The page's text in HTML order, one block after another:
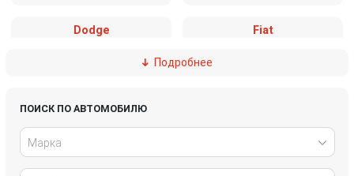
Dodge Fiat
Honda
Подробнее
ПОИСК ПО АВТОМОБИЛЮ
Марка